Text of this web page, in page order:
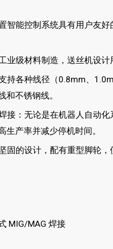
智能控制系统具有用户友
业级材料制造，送丝机设计
持各种线径（0.8mm、
和不锈钢线。
接：无论是在机器人自动
生产率并减少停机时间。
固的设计，配有重型脚轮
MIG/MAG 焊接